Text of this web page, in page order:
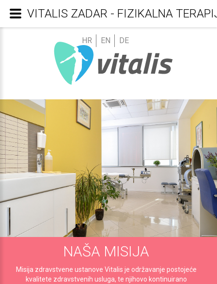
HR EN DE
NAŠA MISIJA
Misija zdravstvene ustanove Vitalis je održavanje postojeće
kvalitete zdravstvenih usluga, te njihovo kontinuirano
VITALIS ZADAR - FIZIKALNA